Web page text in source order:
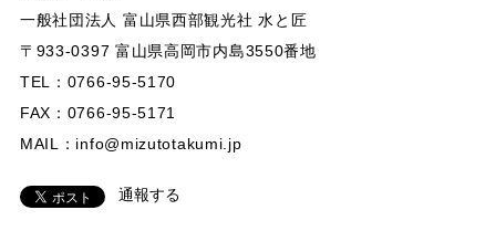
一般社団法人 富山県西部観光社 水と匠
〒933-0397 富山県高岡市内島3550番地
TEL：0766-95-5170
FAX：0766-95-5171
MAIL： info@mizutotakumi.jp
通報する